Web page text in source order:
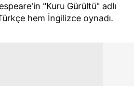
"Kuru Gürültü" adlı
hem İngilizce oynadı.